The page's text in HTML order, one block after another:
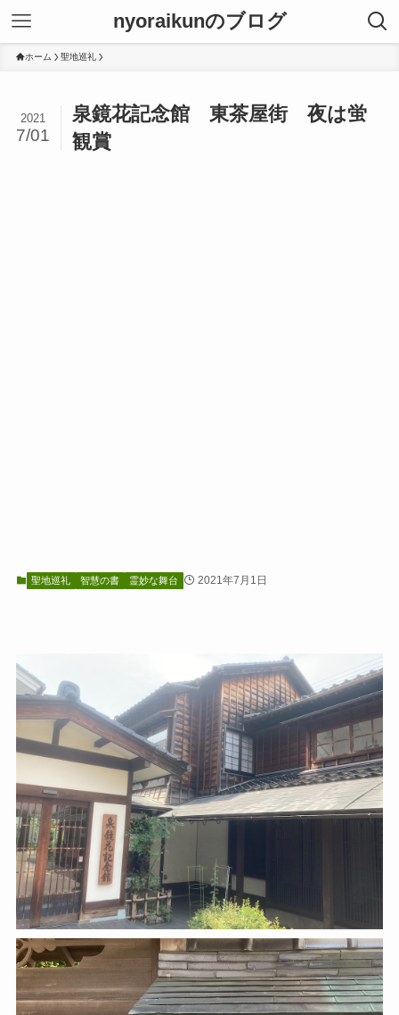
nyoraikunのブログ
ホーム 聖地巡礼
泉鏡花記念館 東茶屋街 夜は蛍
観賞
2021
7/01
聖地巡礼 智慧の書 霊妙な舞台 2021年7月1日